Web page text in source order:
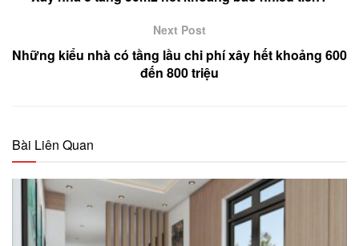
Next Post
Những kiểu nhà có tầng lầu chi phí xây hết khoảng 600
đến 800 triệu
Bài Liên Quan